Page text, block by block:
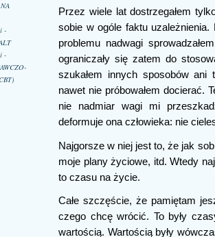
-
-
Przez wiele lat dostrzegałem
sobie w ogóle faktu uzależnienia.
problemu nadwagi
ograniczały się zatem do
szukałem innych sposobów ani
nawet nie próbowałem docierać.
nie nadmiar wagi mi
deformuje ona człowieka: nie
Najgorsze w niej jest to, że jak
moje plany życiowe, itd. Wtedy
to czasu na życie.
Całe szczęście, że pamiętam
czego chcę wrócić. To były
wartością. Wartością były